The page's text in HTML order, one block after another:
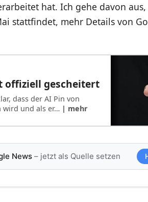
hat. Ich gehe davon
stattfindet, mehr Details von
offiziell gescheitert
dass der AI Pin von
wird und als er… | mehr
News– jetzt als Quelle setzen